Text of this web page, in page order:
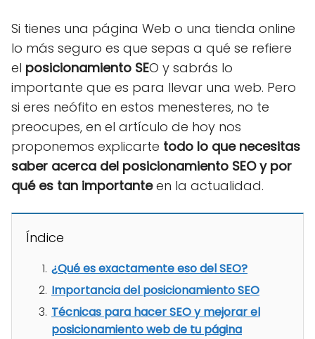
Si tienes una página Web o una tienda online
lo más seguro es que sepas a qué se refiere
el posicionamiento SEO y sabrás lo
importante que es para llevar una web. Pero
si eres neófito en estos menesteres, no te
preocupes, en el artículo de hoy nos
proponemos explicarte todo lo que necesitas
saber acerca del posicionamiento SEO y por
qué es tan importanteen la actualidad.
Índice
¿Qué es exactamente eso del SEO?
Importancia del posicionamiento SEO
Técnicas para hacer SEO y mejorar el
posicionamiento web de tu página